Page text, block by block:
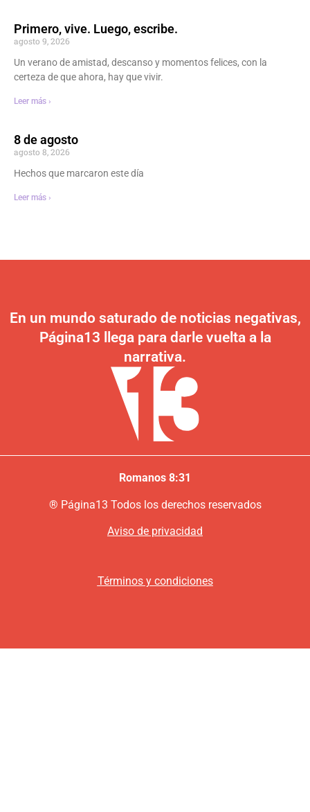
Primero, vive. Luego, escribe.
agosto 9, 2026
Un verano de amistad, descanso y momentos felices, con la
certeza de que ahora, hay que vivir.
Leer más ›
8 de agosto
agosto 8, 2026
Hechos que marcaron este día
Leer más ›
En un mundo saturado de noticias negativas,
Página13 llega para darle vuelta a la
narrativa.
Romanos 8:31
® Página13 Todos los derechos reservados
Aviso de privacidad
Términos y condiciones